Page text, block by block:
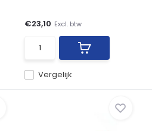
Vergelijk
€23,10 Excl. btw